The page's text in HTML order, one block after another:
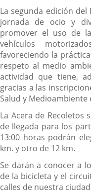
La segunda edición
jornada de ocio y
promover el uso de
vehículos
favoreciendo la
respeto al medio
actividad que tiene,
gracias a las
Salud y Medioambiente
La Acera de
de llegada para los
13:00 horas podrán
km. y otro de 12 km.
Se darán a conocer a
de la bicicleta y el
calles de nuestra